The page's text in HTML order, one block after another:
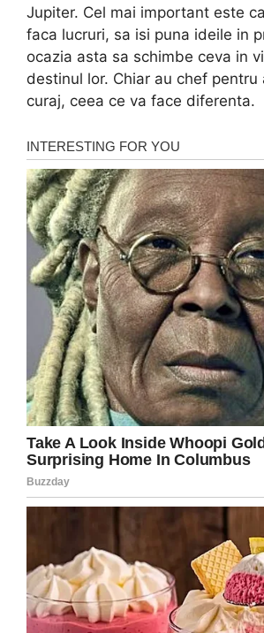
Jupiter. Cel mai important este
faca lucruri, sa isi puna ideile in
ocazia asta sa schimbe ceva in
destinul lor. Chiar au chef pentru
curaj, ceea ce va face diferenta.